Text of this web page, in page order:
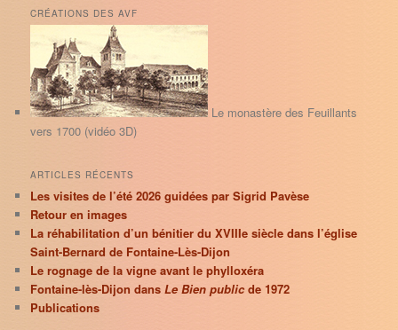
h
e
r
h
e
CRÉATIONS DES AVF
Le monastère des Feuillants
vers 1700 (vidéo 3D)
ARTICLES RÉCENTS
Les visites de l’été 2026 guidées par Sigrid Pavèse
Retour en images
La réhabilitation d’un bénitier du XVIIIe siècle dans l’église
Saint-Bernard de Fontaine-Lès-Dijon
Le rognage de la vigne avant le phylloxéra
Fontaine-lès-Dijon dansLe Bien public de 1972
Publications